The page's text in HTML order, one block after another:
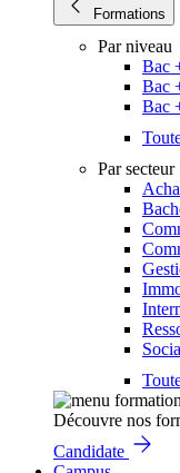
Formations
Par niveau
Bac
Bac
Bac
Par secteur
Découvre nos
Candidate